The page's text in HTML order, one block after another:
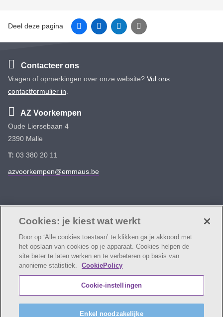
Deel deze pagina FacebookLinkedinTwitter E-mail
Contacteer ons
Vragen of opmerkingen over onze website? Vul ons
contactformulier in
AZ Voorkempen
Oude Liersebaan 4
2390 Malle
T: 03 380 20 11
azvoorkempen@emmaus.be
© AZ Voorkempen
Cookie verklaring
Privacybeleid
Webtoegankelijkheidsverklaring
AZ Voorkempen maakt deel uit van
Cookies: je kiest wat werkt
Door op ‘Alle cookies toestaan’ te klikken ga je akkoord met
het opslaan van cookies op je apparaat. Cookies helpen de
site beter te laten werken en te verbeteren op basis van
anonieme statistiek.
CookiePolicy
Cookie-instellingen
Enkel noodzakelijke